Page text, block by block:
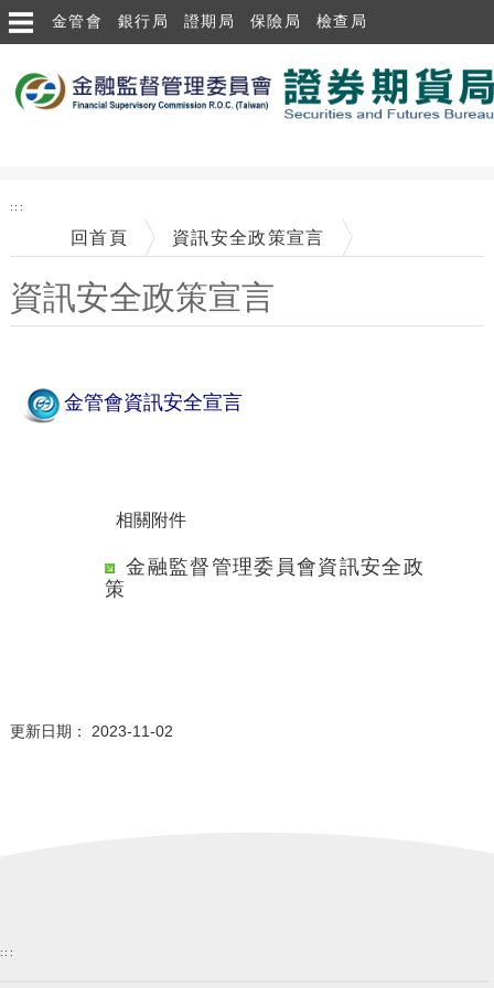
跳到主要內容區塊
金管會 銀行局 證期局 保險局 檢查局
:::
回首頁 資訊安全政策宣言
資訊安全政策宣言
金管會資訊安全宣言
相關附件
金融監督管理委員會資訊安全政
策
更新日期： 2023-11-02
:::